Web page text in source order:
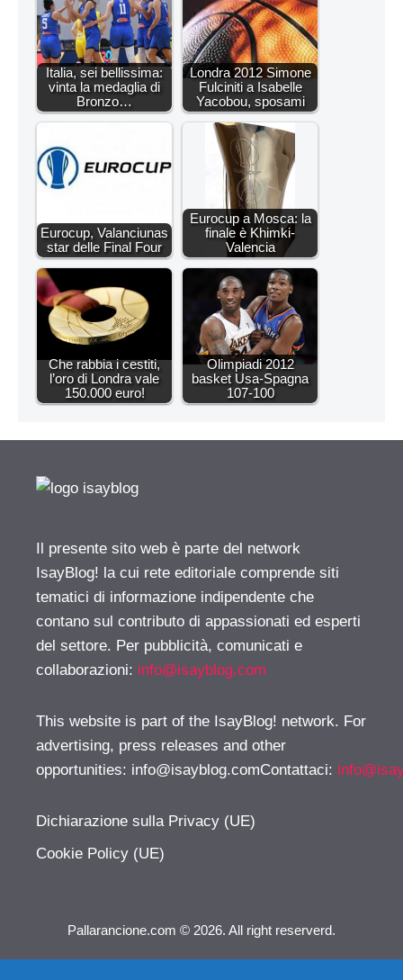
Italia, sei bellissima:
vinta la medaglia di
Bronzo…
Londra 2012 Simone
Fulciniti a Isabelle
Yacobou, sposami
Eurocup, Valanciunas
star delle Final Four
Eurocup a Mosca: la
finale è Khimki-
Valencia
Che rabbia i cestiti,
l’oro di Londra vale
150.000 euro!
Olimpiadi 2012
basket Usa-Spagna
107-100
Il presente sito web è parte del network
IsayBlog! la cui rete editoriale comprende siti
tematici di informazione indipendente che
contano sul contributo di appassionati ed esperti
del settore. Per pubblicità, comunicati e
collaborazioni: info@isayblog.com
This website is part of the IsayBlog! network. For
advertising, press releases and other
opportunities: info@isayblog.comContattaci:
Dichiarazione sulla Privacy (UE)
Cookie Policy (UE)
Pallarancione.com © 2026. All right reserverd.